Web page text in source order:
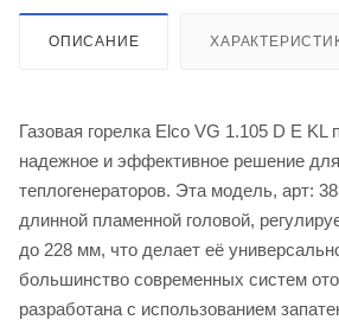
ОПИСАНИЕ
Газовая горелка Elco VG 1.105 D E KL
надежное и эффективное решение
теплогенераторов. Эта модель, арт:
длинной пламенной головой,
до 228 мм, что делает её
большинство современных систем
разработана с использованием